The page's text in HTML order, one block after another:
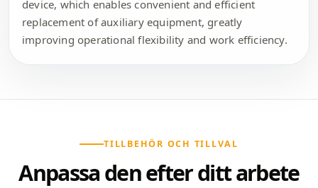
device, which enables convenient and efficient
replacement of auxiliary equipment, greatly
improving operational flexibility and work efficiency.
TILLBEHÖR OCH TILLVAL
Anpassa den efter ditt arbete